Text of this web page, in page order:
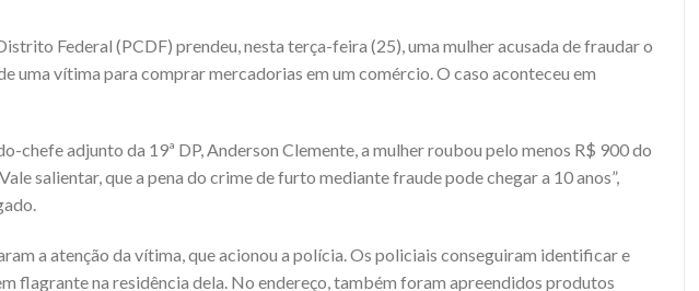
Federal (PCDF) prendeu, nesta terça-feira (25), uma mulher acusada de fraudar o
uma vítima para comprar mercadorias em um comércio. O caso aconteceu em
chefe adjunto da 19ª DP, Anderson Clemente, a mulher roubou pelo menos R$ 900 do
salientar, que a pena do crime de furto mediante fraude pode chegar a 10 anos”,
a atenção da vítima, que acionou a polícia. Os policiais conseguiram identificar e
flagrante na residência dela. No endereço, também foram apreendidos produtos